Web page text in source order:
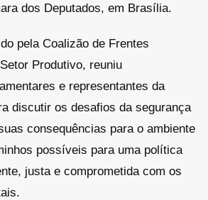
dos Deputados, em Brasília.
pela Coalizão de Frentes
Produtivo, reuniu
e representantes da
discutir os desafios da segurança
consequências para o ambiente
possíveis para uma política
justa e comprometida com os